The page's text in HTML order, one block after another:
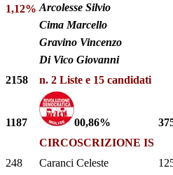
1,12% Arcolesse Silvio
Cima Marcello
Gravino Vincenzo
Di Vico Giovanni
2158 n. 2 Liste e 15 candidati
1187 00,86%
CIRCOSCRIZIONE IS
248 Caranci Celeste